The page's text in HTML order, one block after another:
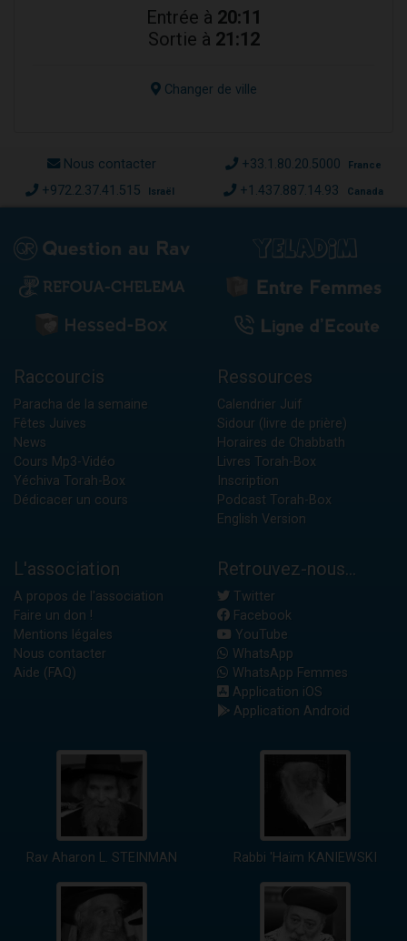
Entrée à 20:11
Sortie à 21:12
Changer de ville
Nous contacter +33.1.80.20.5000 France
+972.2.37.41.515 Israël +1.437.887.14.93 Canada
Raccourcis
Paracha de la semaine
Fêtes Juives
News
Cours Mp3-Vidéo
Yéchiva Torah-Box
Dédicacer un cours
Ressources
Calendrier Juif
Sidour (livre de prière)
Horaires de Chabbath
Livres Torah-Box
Inscription
Podcast Torah-Box
English Version
L'association
A propos de l'association
Faire un don !
Mentions légales
Nous contacter
Aide (FAQ)
Retrouvez-nous...
Twitter
Facebook
YouTube
WhatsApp
WhatsApp Femmes
Application iOS
Application Android
Rav Aharon L. STEINMAN Rabbi 'Haïm KANIEWSKI